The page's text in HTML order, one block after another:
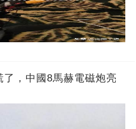
，中國8馬赫電磁炮亮